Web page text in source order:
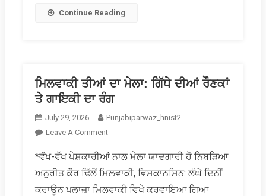
Continue Reading
ਮਿਲਵਾਕੀ ਤੀਆਂ ਦਾ ਮੇਲਾ: ਗਿੱਧੇ ਦੀਆਂ ਰੌਣਕਾਂ
ਤੇ ਗਾਇਕੀ ਦਾ ਰੰਗ
July 29, 2026
Punjabiparwaz_hnist2
Leave A CommentOn
ਤੀਆਂ
ਦਾ
ਮੇਲਾ:
*ਵੱਖ-ਵੱਖ ਪੇਸ਼ਕਾਰੀਆਂ ਨਾਲ ਮੇਲਾ ਯਾਦਗਾਰੀ ਹੋ ਨਿਬੜਿਆ
ਅਨੁਰੀਤ ਕੌਰ ਢਿੱਲੋਂ ਮਿਲਵਾਕੀ, ਵਿਸਕਾਨਸਿਨ: ਲੰਘੇ ਦਿਨੀਂ
ਕਰਾਊਨ ਪਲਾਜ਼ਾ ਮਿਲਵਾਕੀ ਵਿਖੇ ਕਰਵਾਇਆ ਗਿਆ